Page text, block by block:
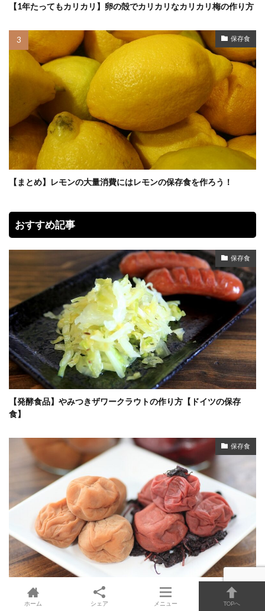
【1年たってもカリカリ】卵の殻でカリカリなカリカリ梅の作り方
保存食
【まとめ】レモンの大量消費にはレモンの保存食を作ろう！
おすすめ記事
保存食
【発酵食品】やみつきザワークラウトの作り方【ドイツの保存
食】
保存食
【極上の保存食】ジップロックで梅干しの作り方【赤梅干し＆白
梅干し】
ホーム シェア メニュー TOPへ